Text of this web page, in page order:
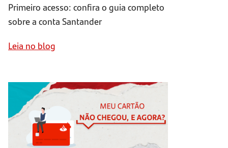
Primeiro acesso: confira o guia completo
sobre a conta Santander
Leia no blog